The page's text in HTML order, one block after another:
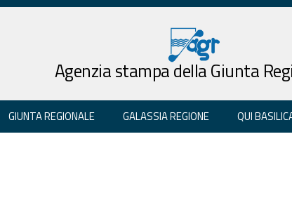
Agenzia stampa della Giunta
GIUNTA REGIONALE GALASSIA REGIONE QUI